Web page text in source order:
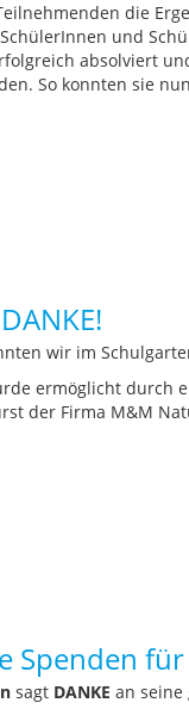
die
und
absolviert
So konnten sie
wir im
ermöglicht durch
der Firma M&M
Spenden
sagt DANKE an seine